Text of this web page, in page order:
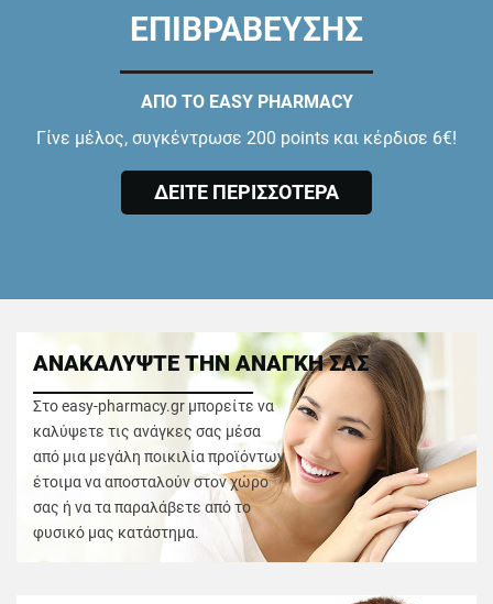
ΕΠΙΒΡΑΒΕΥΣΗΣ
ΑΠΟ ΤΟ EASY PHARMACY
Γίνε μέλος, συγκέντρωσε 200 points και κέρδισε 6€!
ΔΕΙΤΕ ΠΕΡΙΣΣΟΤΕΡΑ
ΑΝΑΚΑΛΥΨΤΕ ΤΗΝ ΑΝΑΓΚΗ ΣΑΣ
Στο easy-pharmacy.gr μπορείτε να
καλύψετε τις ανάγκες σας μέσα
από μια μεγάλη ποικιλία προϊόντων
έτοιμα να αποσταλούν στον χώρο
σας ή να τα παραλάβετε από το
φυσικό μας κατάστημα.